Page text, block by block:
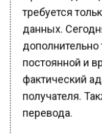
требуется
данных.
дополнительно
постоянной и
фактический
получателя.
перевода.